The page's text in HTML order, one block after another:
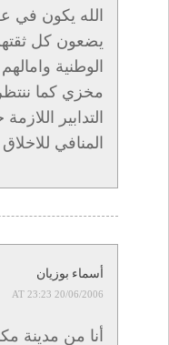
الله يكون في
يضعون كل
الوطنية
مخزي كما
التدابير
المنافي للاخلاق
أسماء بوزيان
20/06/2006 AT 23:23
أنا من